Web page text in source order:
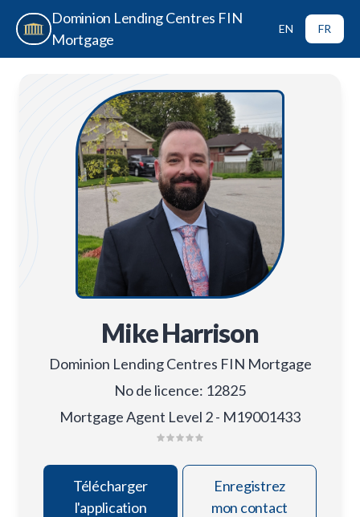
Dominion Lending Centres FIN
Mortgage
EN FR
Mike Harrison
Dominion Lending Centres FIN Mortgage
No de licence: 12825
Mortgage Agent Level 2 - M19001433
Télécharger
l'application
Enregistrez
mon contact